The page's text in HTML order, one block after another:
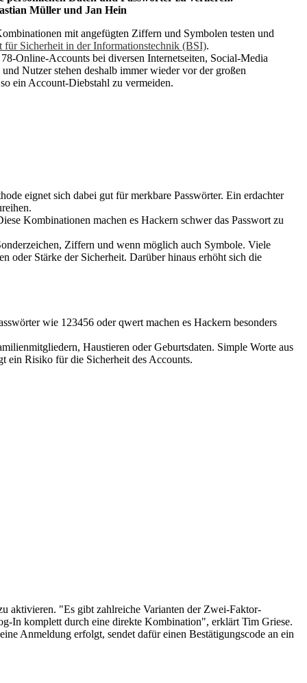
Müller und Jan Hein
mit angefügten Ziffern und Symbolen testen und
für Sicherheit in der Informationstechnik (BSI).
Online-Accounts bei diversen Internetseiten, Social-Media
Nutzer stehen deshalb immer wieder vor der großen
ein Account-Diebstahl zu vermeiden.
eignet sich dabei gut für merkbare Passwörter. Ein erdachter
Kombinationen machen es Hackern schwer das Passwort zu
Ziffern und wenn möglich auch Symbole. Viele
oder Stärke der Sicherheit. Darüber hinaus erhöht sich die
wie 123456 oder qwert machen es Hackern besonders
Haustieren oder Geburtsdaten. Simple Worte aus
ein Risiko für die Sicherheit des Accounts.
aktivieren. "Es gibt zahlreiche Varianten der Zwei-Faktor-
In komplett durch eine direkte Kombination", erklärt Tim Griese.
Anmeldung erfolgt, sendet dafür einen Bestätigungscode an ein